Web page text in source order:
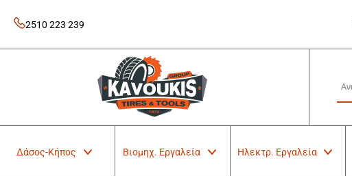
content
2510 223 239
Kavoukis Tools
Tires & Tools
Δάσος-Κήπος Βιομηχ. Εργαλεία Ηλεκτρ. Εργαλεία